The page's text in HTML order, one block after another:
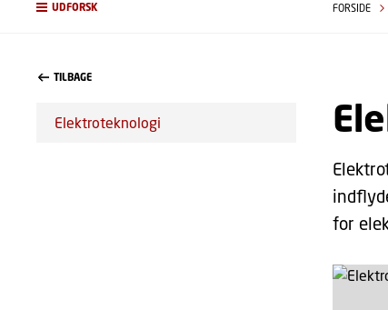
UDFORSK FORSIDE
TILBAGE
Elektroteknologi
for